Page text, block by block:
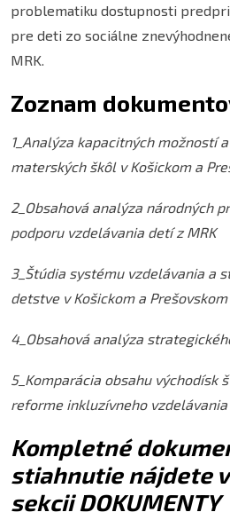
problematiku dostupnosti
pre deti zo sociálne
MRK.
Zoznam
1_Analýza kapacitných možností
materských škôl v Košickom a
2_Obsahová analýza národných
podporu vzdelávania detí z MRK
3_Štúdia systému vzdelávania a
detstve v Košickom a
4_Obsahová analýza
5_Komparácia obsahu východísk
reforme inkluzívneho vzdelávania
Kompletné
stiahnutie nájdete v
sekcii DOKUMENTY